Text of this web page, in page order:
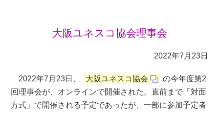
大阪ユネスコ協会理事会
2022年7月23日
2022年7月23日、 大阪ユネスコ協会
の今年度第2
回理事会が、オンラインで開催された。直前まで「対面
方式」で開催される予定であったが、一部に参加予定者